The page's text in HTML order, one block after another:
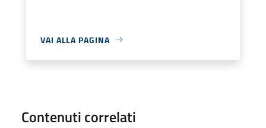
VAI ALLA PAGINA
Contenuti correlati